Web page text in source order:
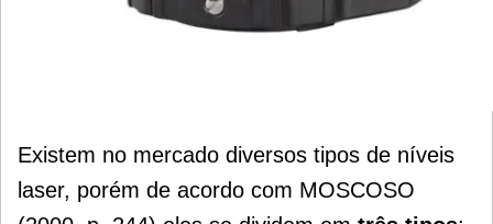
Existem no mercado diversos tipos de níveis
laser, porém de acordo com MOSCOSO